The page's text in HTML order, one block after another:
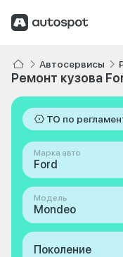
Автосервисы
Ремонт кузова
ТО по
Марка авто
Ford
Модель
Mondeo
Поколение